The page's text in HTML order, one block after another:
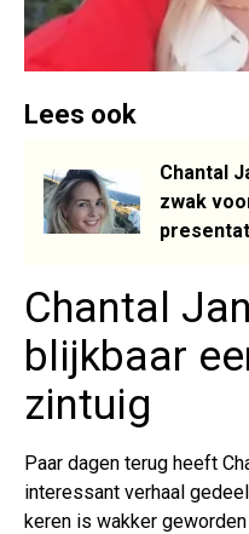
Lees ook
Chantal
zwak
Chantal
blijkbaar
zintuig
Paar dagen terug heeft
interessant verhaal
keren is wakker